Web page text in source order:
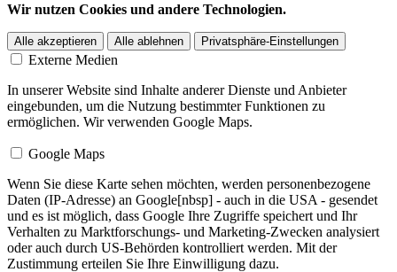
Wir nutzen Cookies und andere Technologien.
Alle akzeptieren Alle ablehnen Privatsphäre-Einstellungen
Externe Medien
In unserer Website sind Inhalte anderer Dienste und Anbieter
eingebunden, um die Nutzung bestimmter Funktionen zu
ermöglichen. Wir verwenden Google Maps.
Google Maps
Wenn Sie diese Karte sehen möchten, werden personenbezogene
Daten (IP-Adresse) an Google[nbsp] - auch in die USA - gesendet
und es ist möglich, dass Google Ihre Zugriffe speichert und Ihr
Verhalten zu Marktforschungs- und Marketing-Zwecken analysiert
oder auch durch US-Behörden kontrolliert werden. Mit der
Zustimmung erteilen Sie Ihre Einwilligung dazu.